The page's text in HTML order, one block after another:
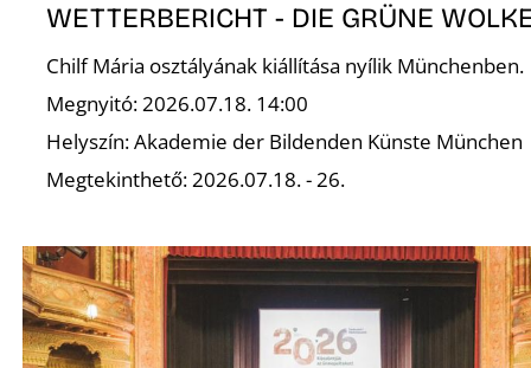
WETTERBERICHT - DIE GRÜNE
Chilf Mária osztályának kiállítása nyílik Münchenben.
Megnyitó: 2026.07.18. 14:00
Helyszín: Akademie der Bildenden Künste München
Megtekinthető: 2026.07.18. - 26.